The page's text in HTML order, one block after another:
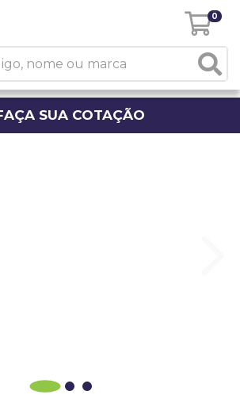
0
SUA COTAÇÃO